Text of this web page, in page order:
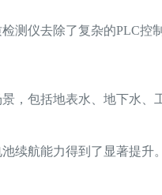
测仪去除了复杂的PLC
，包括地表水、地下水
续航能力得到了显著提